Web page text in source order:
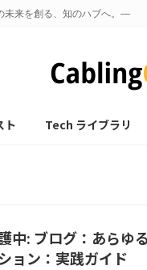
未来を創る、知のハブへ。—
ト Tech ライブラリ
中: ブログ：あらゆ
ョン：実践ガイド